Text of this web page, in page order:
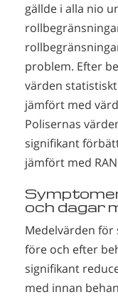
gällde i alla nio
problem. Efter
värden
jämfört med
Polisernas
signifikant
jämfört med
och dagar
Medelvärden
före och efter
signifikant
med innan